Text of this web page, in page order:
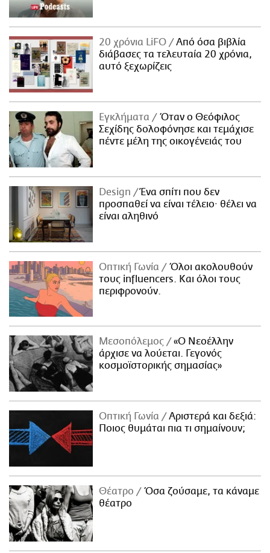
20 χρόνια LiFO
Από όσα βιβλία
διάβασες τα τελευταία 20 χρόνια,
αυτό ξεχωρίζεις
Εγκλήματα
Όταν ο Θεόφιλος
Σεχίδης δολοφόνησε και τεμάχισε
πέντε μέλη της οικογένειάς του
Design
Ένα σπίτι που δεν
προσπαθεί να είναι τέλειο· θέλει να
είναι αληθινό
Οπτική Γωνία
Όλοι ακολουθούν
τους influencers. Και όλοι τους
περιφρονούν.
Μεσοπόλεμος
«Ο Νεοέλλην
άρχισε να λούεται. Γεγονός
κοσμοϊστορικής σημασίας»
Οπτική Γωνία
Αριστερά και δεξιά:
Ποιος θυμάται πια τι σημαίνουν;
Θέατρο
Όσα ζούσαμε, τα κάναμε
θέατρο